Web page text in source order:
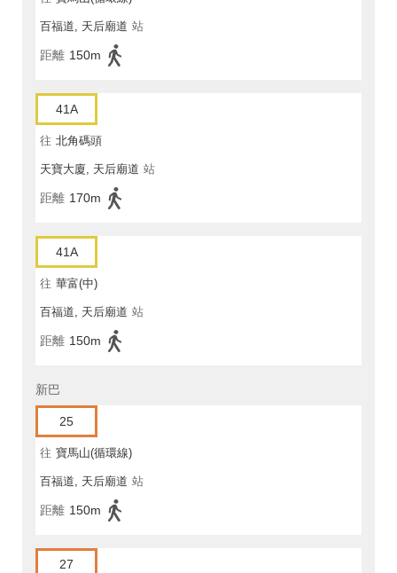
百福道, 天后廟道 站
距離 150m
41A
往 北角碼頭
天寶大廈, 天后廟道 站
距離 170m
41A
往 華富(中)
百福道, 天后廟道 站
距離 150m
新巴
25
往 寶馬山(循環線)
百福道, 天后廟道 站
距離 150m
27